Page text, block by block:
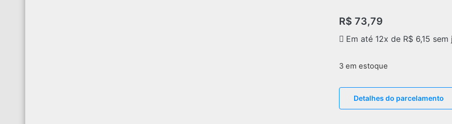
R$ 73,79
Em até 12x de R$ 6,15 sem
3 em estoque
Detalhes do parcelamento